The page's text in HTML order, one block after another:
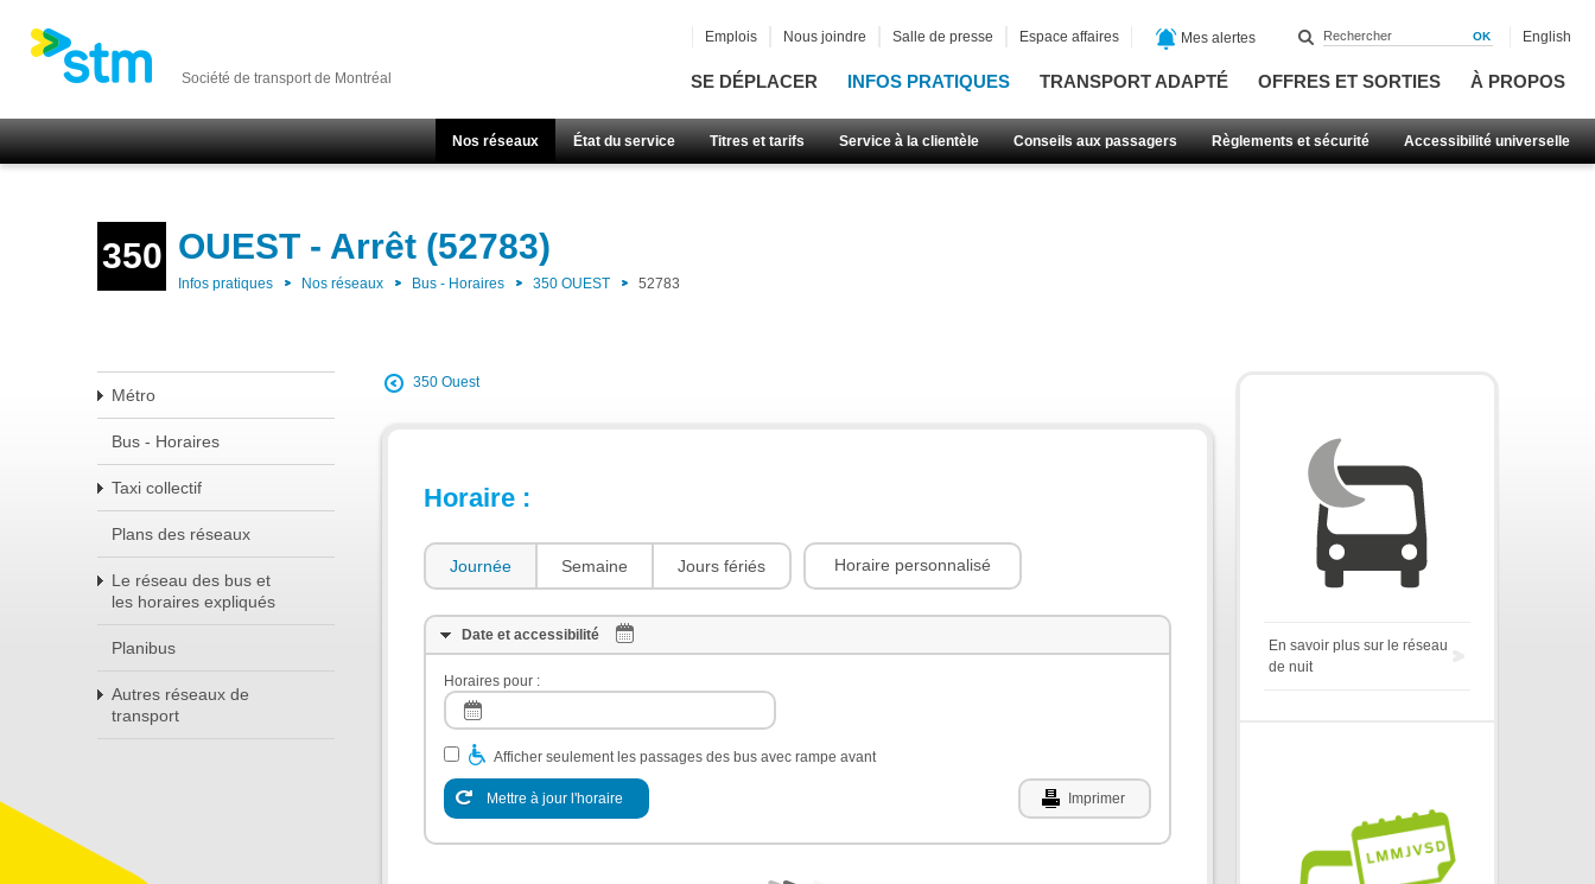
Société de transport de Montréal SE DÉPLACER INFOS PRATIQUES TRANSPORT ADAPTÉ OFFRES ET SORTIES À PROPOS
Nos réseaux État du service Titres et tarifs Service à la clientèle Conseils aux passagers Règlements et sécurité Accessibilité universelle
Emplois Nous joindre Salle de presse Espace affaires Mes alertes English
350 OUEST - Arrêt (52783)
Infos pratiques Nos réseaux Bus - Horaires 350 OUEST 52783
Métro
Bus - Horaires
Taxi collectif
Plans des réseaux
Le réseau des bus et
les horaires expliqués
Planibus
Autres réseaux de
transport
350 Ouest
Horaire :
Journée Semaine Jours fériés Horaire personnalisé
Date et accessibilité
Horaires pour :
Afficher seulement les passages des bus avec rampe avant
Mettre à jour l'horaire Imprimer
En savoir plus sur le réseau
de nuit